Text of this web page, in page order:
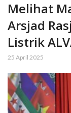
Melihat
Arsjad
Listrik
25 April 2025